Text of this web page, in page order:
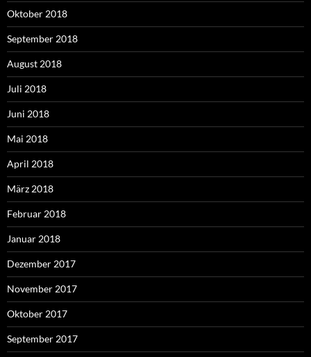
Oktober 2018
September 2018
August 2018
Juli 2018
Juni 2018
Mai 2018
April 2018
März 2018
Februar 2018
Januar 2018
Dezember 2017
November 2017
Oktober 2017
September 2017